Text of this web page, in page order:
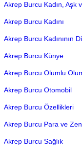
Akrep Burcu Kadın, Aşk
Akrep Burcu Kadını
Akrep Burcu Kadınının
Akrep Burcu Künye
Akrep Burcu Olumlu
Akrep Burcu Otomobil
Akrep Burcu Özellikleri
Akrep Burcu Para ve
Akrep Burcu Sağlık